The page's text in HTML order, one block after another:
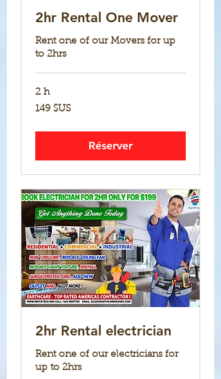
2hr Rental One Mover
Rent one of our Movers for up
to 2hrs
2 h
149
dollars
149 $US
Réserver
2hr Rental electrician
Rent one of our electricians for
up to 2hrs